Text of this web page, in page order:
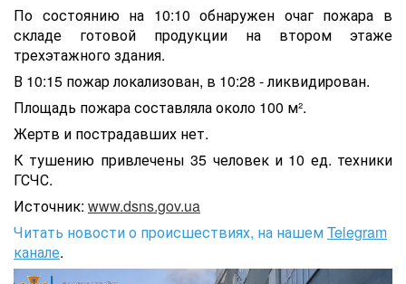
По состоянию на 10:10 обнаружен очаг пожара в
складе готовой продукции на втором этаже
трехэтажного здания.
В 10:15 пожар локализован, в 10:28 - ликвидирован.
Площадь пожара составляла около 100 м².
Жертв и пострадавших нет.
К тушению привлечены 35 человек и 10 ед. техники
ГСЧС.
Источник: www.dsns.gov.ua
Читать новости о происшествиях, на нашемTelegram
канале.